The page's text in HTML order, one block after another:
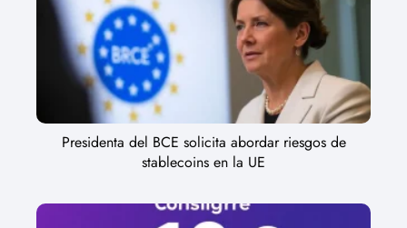
Presidenta del BCE solicita abordar riesgos de
stablecoins en la UE